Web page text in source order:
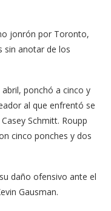
jonrón por Toronto,
sin anotar de los
ponchó a cinco y
al que enfrentó se
Schmitt. Roupp
cinco ponches y dos
daño ofensivo ante el
Gausman.